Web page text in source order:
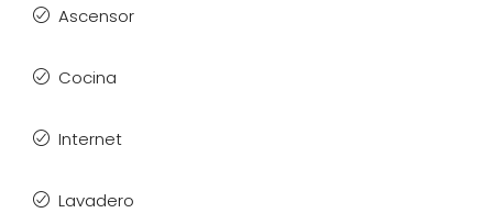
Ascensor
Cocina
Internet
Lavadero